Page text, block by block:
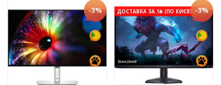
-3% ДОСТАВКА ЗА 1₴ (ПО КИЄВУ)-3%